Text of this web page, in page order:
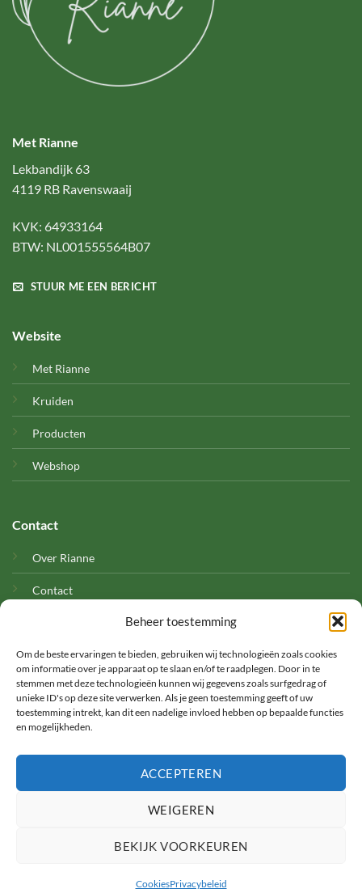
Beheer toestemming
Om de beste ervaringen te bieden, gebruiken wij technologieën zoals cookies
om informatie over je apparaat op te slaan en/of te raadplegen. Door in te
stemmen met deze technologieën kunnen wij gegevens zoals surfgedrag of
unieke ID's op deze site verwerken. Als je geen toestemming geeft of uw
toestemming intrekt, kan dit een nadelige invloed hebben op bepaalde functies
en mogelijkheden.
ACCEPTEREN
WEIGEREN
BEKIJK VOORKEUREN
CookiesPrivacybeleid
Met Rianne
Lekbandijk 63
4119 RB Ravenswaaij
KVK: 64933164
BTW: NL001555564B07
STUUR ME EEN BERICHT
Website
Met Rianne
Kruiden
Producten
Webshop
Contact
Over Rianne
Contact
©
2026 Met Rianne